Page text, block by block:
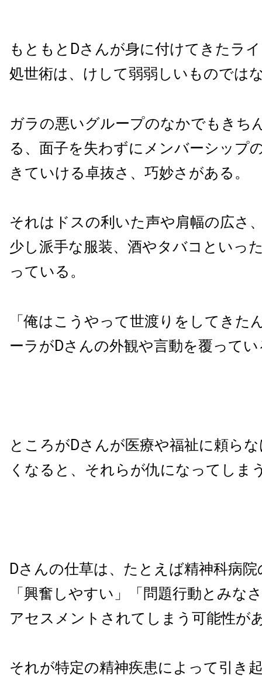
もともとDさんが身に付けてきたラ
処世術は、けして弱弱しいものでは
ガラの悪いグループのなかでもきち
る、面子を失わずにメンバーシップ
きていける卓抜さ、巧妙さがある。
それはドスの利いた声や肩幅の広さ
少し派手な服装、酒やタバコといっ
っている。
「俺はこうやって世渡りをしてきた
ーラがDさんの外観や言動を覆って
ところがDさんが医療や福祉に頼ら
くなると、それらが仇になってしま
Dさんの仕草は、たとえば精神科病
「興奮しやすい」「問題行動とみな
アセスメントされてしまう可能性が
それが特定の精神疾患によって引き